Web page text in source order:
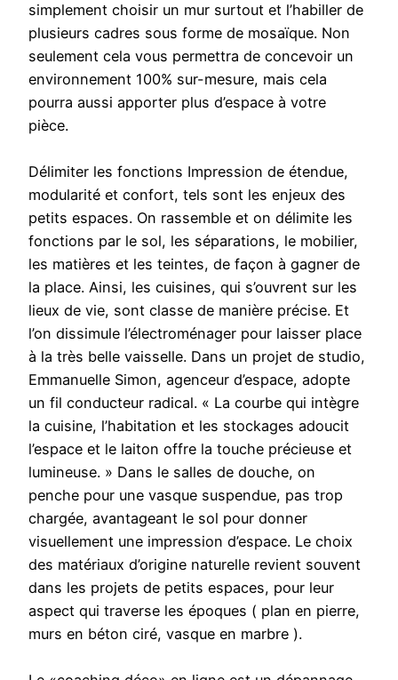
simplement choisir un mur surtout et l’habiller de
plusieurs cadres sous forme de mosaïque. Non
seulement cela vous permettra de concevoir un
environnement 100% sur-mesure, mais cela
pourra aussi apporter plus d’espace à votre
pièce.
Délimiter les fonctions Impression de étendue,
modularité et confort, tels sont les enjeux des
petits espaces. On rassemble et on délimite les
fonctions par le sol, les séparations, le mobilier,
les matières et les teintes, de façon à gagner de
la place. Ainsi, les cuisines, qui s’ouvrent sur les
lieux de vie, sont classe de manière précise. Et
l’on dissimule l’électroménager pour laisser place
à la très belle vaisselle. Dans un projet de studio,
Emmanuelle Simon, agenceur d’espace, adopte
un fil conducteur radical. « La courbe qui intègre
la cuisine, l’habitation et les stockages adoucit
l’espace et le laiton offre la touche précieuse et
lumineuse. » Dans le salles de douche, on
penche pour une vasque suspendue, pas trop
chargée, avantageant le sol pour donner
visuellement une impression d’espace. Le choix
des matériaux d’origine naturelle revient souvent
dans les projets de petits espaces, pour leur
aspect qui traverse les époques ( plan en pierre,
murs en béton ciré, vasque en marbre ).